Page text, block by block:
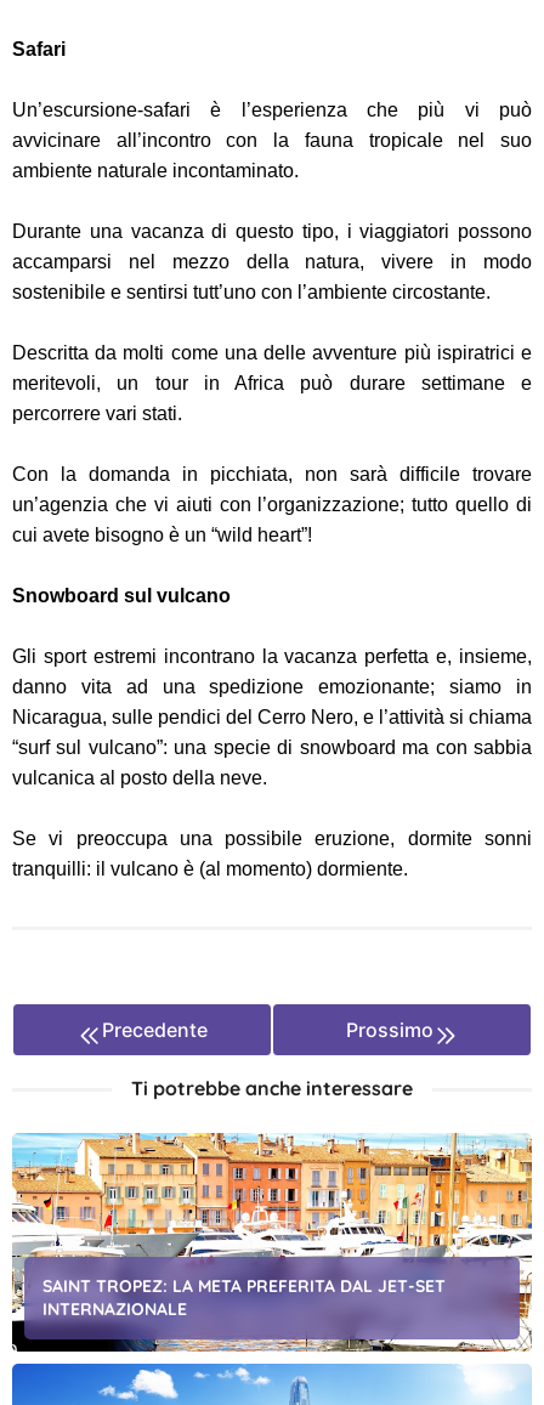
Safari
Un’escursione-safari è l’esperienza che più vi può
avvicinare all’incontro con la fauna tropicale nel suo
ambiente naturale incontaminato.
Durante una vacanza di questo tipo, i viaggiatori possono
accamparsi nel mezzo della natura, vivere in modo
sostenibile e sentirsi tutt’uno con l’ambiente circostante.
Descritta da molti come una delle avventure più ispiratrici e
meritevoli, un tour in Africa può durare settimane e
percorrere vari stati.
Con la domanda in picchiata, non sarà difficile trovare
un’agenzia che vi aiuti con l’organizzazione; tutto quello di
cui avete bisogno è un “wild heart”!
Snowboard sul vulcano
Gli sport estremi incontrano la vacanza perfetta e, insieme,
danno vita ad una spedizione emozionante; siamo in
Nicaragua, sulle pendici del Cerro Nero, e l’attività si chiama
“surf sul vulcano”: una specie di snowboard ma con sabbia
vulcanica al posto della neve.
Se vi preoccupa una possibile eruzione, dormite sonni
tranquilli: il vulcano è (al momento) dormiente.
Precedente Prossimo
Ti potrebbe anche interessare
SAINT TROPEZ: LA META PREFERITA DAL JET-SET
INTERNAZIONALE